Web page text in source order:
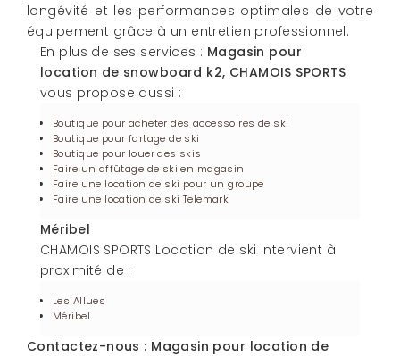
longévité et les performances optimales de votre
équipement grâce à un entretien professionnel.
En plus de ses services : Magasin pour
location de snowboard k2, CHAMOIS SPORTS
vous propose aussi :
Boutique pour acheter des accessoires de ski
Boutique pour fartage de ski
Boutique pour louer des skis
Faire un affûtage de ski en magasin
Faire une location de ski pour un groupe
Faire une location de ski Telemark
Méribel
CHAMOIS SPORTS Location de ski intervient à
proximité de :
Les Allues
Méribel
Contactez-nous : Magasin pour location de